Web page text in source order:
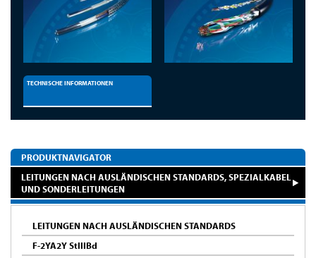
TECHNISCHE INFORMATIONEN
PRODUKTNAVIGATOR
LEITUNGEN NACH AUSLÄNDISCHEN STANDARDS, SPEZIALKABEL
UND SONDERLEITUNGEN
LEITUNGEN NACH AUSLÄNDISCHEN STANDARDS
F-2YA2Y StIIIBd